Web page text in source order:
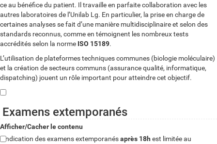
ce au bénéfice du patient. Il travaille en parfaite collaboration avec les
autres laboratoires de l’Unilab Lg. En particulier, la prise en charge de
certaines analyses se fait d’une manière multidisciplinaire et selon des
standards reconnus, comme en témoignent les nombreux tests
accrédités selon la norme ISO 15189.
L’utilisation de plateformes techniques communes (biologie moléculaire)
et la création de secteurs communs (assurance qualité, informatique,
dispatching) jouent un rôle important pour atteindre cet objectif.
Examens extemporanés
Afficher/Cacher le contenu
L'indication des examens extemporanésaprès 18h est limitée au